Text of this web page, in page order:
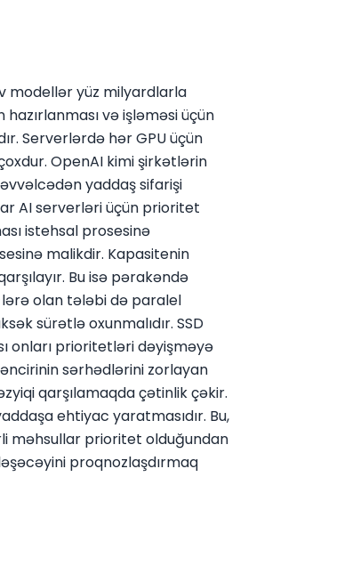
modellər yüz milyardlarla
və işləməsi üçün
Serverlərdə hər GPU üçün
OpenAI kimi şirkətlərin
yaddaş sifarişi
AI serverləri üçün prioritet
istehsal prosesinə
malikdir. Kapasitenin
Bu isə pərakəndə
lərə olan tələbi də paralel
sürətlə oxunmalıdır. SSD
onları prioritetləri dəyişməyə
sərhədlərini zorlayan
qarşılamaqda çətinlik çəkir.
ehtiyac yaratmasıdır. Bu,
məhsullar prioritet olduğundan
proqnozlaşdırmaq